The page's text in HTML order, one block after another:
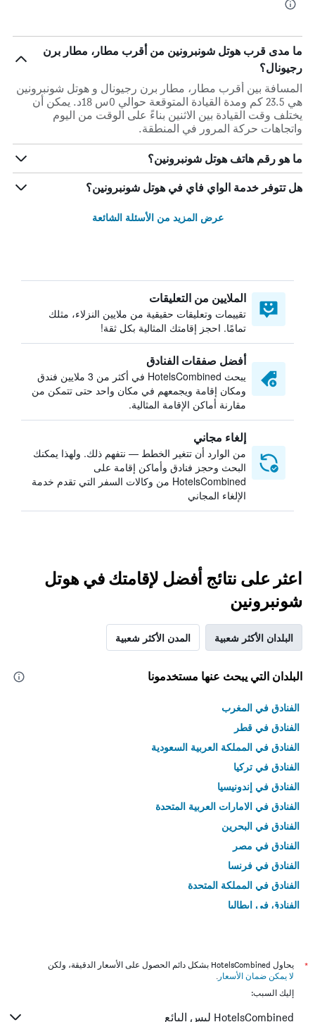
ما مدى قرب هوتل شونبرونين من أقرب مطار، مطار برن
رجيونال؟
المسافة بين أقرب مطار، مطار برن رجيونال و هوتل شونبرونين
هي 23.5 كم ومدة القيادة المتوقعة حوالي 0س 18د. يمكن أن
يختلف وقت القيادة بين الاثنين بناءً على الوقت من اليوم
واتجاهات حركة المرور في المنطقة.
ما هو رقم هاتف هوتل شونبرونين؟
هل تتوفر خدمة الواي فاي في هوتل شونبرونين؟
عرض المزيد من الأسئلة الشائعة
الملايين من التعليقات
تقييمات وتعليقات حقيقية من ملايين النزلاء، مثلك
تمامًا. احجز إقامتك المثالية بكل ثقة!
أفضل صفقات الفنادق
يبحث HotelsCombined في أكثر من 3 ملايين فندق
ومكان إقامة ويجمعهم في مكان واحد حتى تتمكن من
مقارنة أماكن الإقامة المثالية.
إلغاء مجاني
من الوارد أن تتغير الخطط — نتفهم ذلك. ولهذا يمكنك
البحث وحجز فنادق وأماكن إقامة على
HotelsCombined من وكالات السفر التي تقدم خدمة
الإلغاء المجاني
اعثر على نتائج أفضل لإقامتك في هوتل
شونبرونين
البلدان الأكثر شعبية المدن الأكثر شعبية
البلدان التي يبحث عنها مستخدمونا
الفنادق في المغرب
الفنادق في قطر
الفنادق في المملكة العربية السعودية
الفنادق في تركيا
الفنادق في إندونيسيا
الفنادق في الامارات العربية المتحدة
الفنادق في البحرين
الفنادق في مصر
الفنادق في فرنسا
الفنادق في المملكة المتحدة
الفنادق في إيطاليا
*
يحاول HotelsCombined بشكل دائم الحصول على الأسعار الدقيقة، ولكن
لا يمكن ضمان الأسعار .
إليك السبب:
HotelsCombined ليس البائع